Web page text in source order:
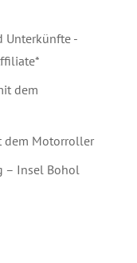
Unterkünfte -
dem
dem Motorroller
– Insel Bohol